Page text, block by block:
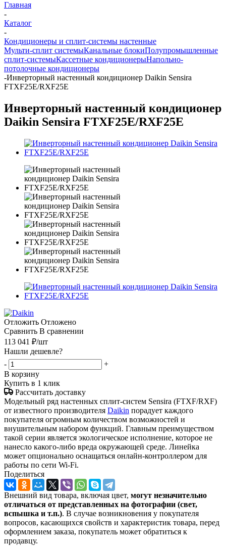
Главная
-
Каталог
-
Кондиционеры и сплит-системы настенные
Мульти-сплит системыКанальные блокиПолупромышленные
сплит-системыКассетные кондиционерыНапольно-
потолочные кондиционеры
-Инверторный настенный кондиционер Daikin Sensira
FTXF25E/RXF25E
Инверторный настенный кондиционер
Daikin Sensira FTXF25E/RXF25E
Отложить Отложено
Сравнить В сравнении
113 041 ₽/шт
Нашли дешевле?
-
+
В корзину
Купить в 1 клик
Рассчитать доставку
Модельный ряд настенных сплит-систем Sensira (FTXF/RXF)
от известного производителя Daikin порадует каждого
покупателя огромным количеством возможностей и
внушительным набором функций. Главным преимуществом
такой серии является экологическое исполнение, которое не
нанесло какого-либо вреда окружающей среде. Линейка
может опционально оснащаться онлайн-контроллером для
работы по сети Wi-Fi.
Поделиться
Внешний вид товара, включая цвет, могут незначительно
отличаться от представленных на фотографии (свет,
вспышка и т.п.). В случае возникновения у покупателя
вопросов, касающихся свойств и характеристик товара, перед
оформлением заказа, покупатель может обратиться к
продавцу.